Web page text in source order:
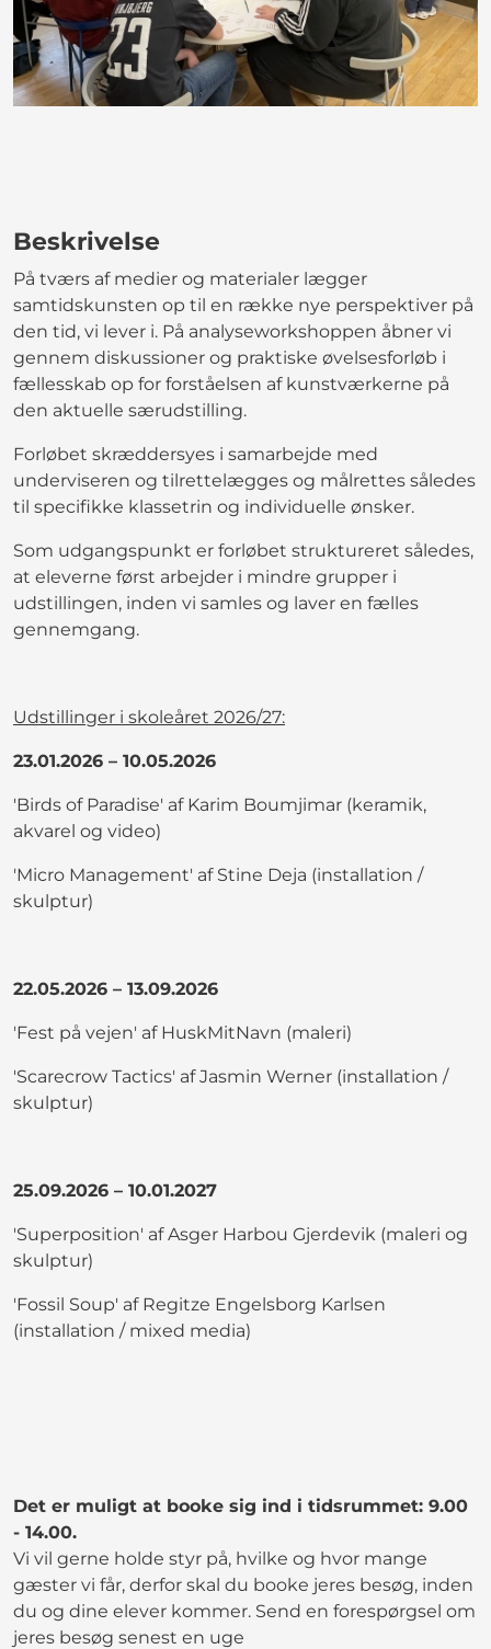
Beskrivelse
På tværs af medier og materialer lægger
samtidskunsten op til en række nye perspektiver på
den tid, vi lever i. På analyseworkshoppen åbner vi
gennem diskussioner og praktiske øvelsesforløb i
fællesskab op for forståelsen af kunstværkerne på
den aktuelle særudstilling.
Forløbet skræddersyes i samarbejde med
underviseren og tilrettelægges og målrettes således
til specifikke klassetrin og individuelle ønsker.
Som udgangspunkt er forløbet struktureret således,
at eleverne først arbejder i mindre grupper i
udstillingen, inden vi samles og laver en fælles
gennemgang.
Udstillinger i skoleåret 2026/27:
23.01.2026 – 10.05.2026
'Birds of Paradise' af Karim Boumjimar (keramik,
akvarel og video)
'Micro Management' af Stine Deja (installation /
skulptur)
22.05.2026 – 13.09.2026
'Fest på vejen' af HuskMitNavn (maleri)
'Scarecrow Tactics' af Jasmin Werner (installation /
skulptur)
25.09.2026 – 10.01.2027
'Superposition' af Asger Harbou Gjerdevik (maleri og
skulptur)
'Fossil Soup' af Regitze Engelsborg Karlsen
(installation / mixed media)
Det er muligt at booke sig ind i tidsrummet: 9.00
- 14.00.
Vi vil gerne holde styr på, hvilke og hvor mange
gæster vi får, derfor skal du booke jeres besøg, inden
du og dine elever kommer. Send en forespørgsel om
jeres besøg senest en uge